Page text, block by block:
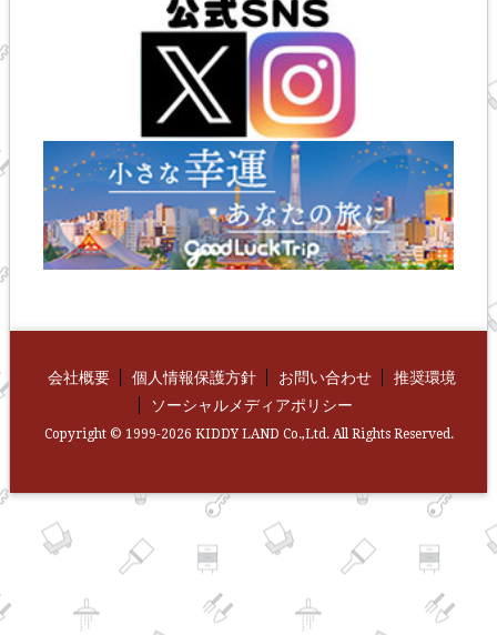
会社概要 個人情報保護方針 お問い合わせ
推奨環境
ソーシャルメディアポリシー
Copyright © 1999-2026 KIDDY LAND Co.,Ltd. All Rights Reserved.